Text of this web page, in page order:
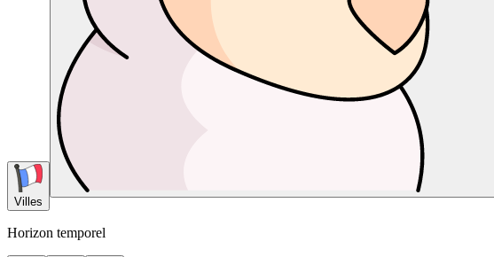
Villes
Horizon temporel